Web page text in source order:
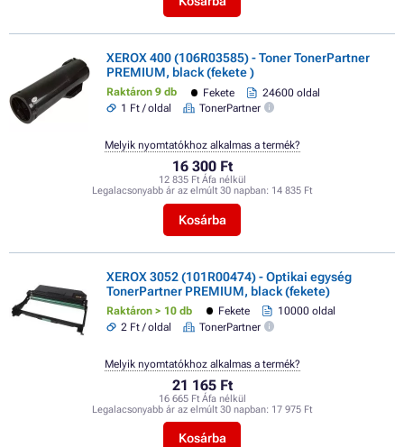
XEROX 400 (106R03585) - Toner TonerPartner
PREMIUM, black (fekete )
Raktáron 9 db Fekete
24600 oldal
1 Ft / oldal
TonerPartner
16 300 Ft
12 835 Ft Áfa nélkül
Legalacsonyabb ár az elmúlt 30 napban: 14 835 Ft
Kosárba
Melyik nyomtatókhoz alkalmas a termék?
XEROX 3052 (101R00474) - Optikai egység
TonerPartner PREMIUM, black (fekete)
Raktáron > 10 db Fekete
10000 oldal
2 Ft / oldal
TonerPartner
21 165 Ft
16 665 Ft Áfa nélkül
Legalacsonyabb ár az elmúlt 30 napban: 17 975 Ft
Kosárba
Melyik nyomtatókhoz alkalmas a termék?